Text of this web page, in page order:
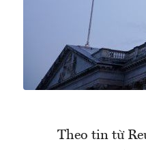
Theo tin từ